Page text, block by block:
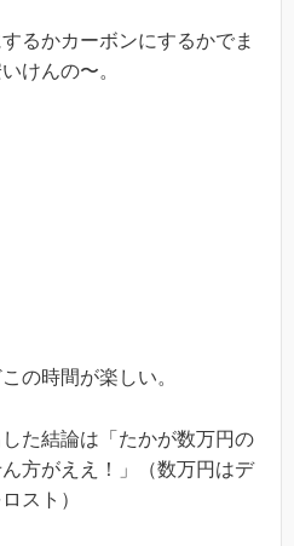
るかカーボンにするかでま
けんの〜。
の時間が楽しい。
た結論は「たかが数万円の
方がええ！」（数万円はデ
スト）